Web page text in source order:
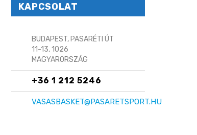
KAPCSOLAT
BUDAPEST, PASARÉTI ÚT
11-13, 1026
MAGYARORSZÁG
+36 1 212 5246
VASASBASKET@PASARETSPORT.HU